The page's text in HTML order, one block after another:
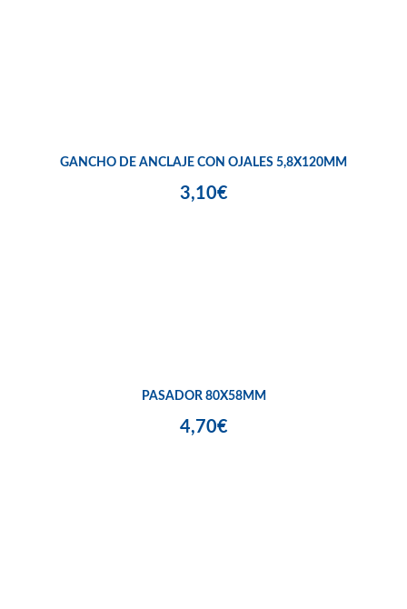
GANCHO DE ANCLAJE CON OJALES 5,8X120MM
3,10€
PASADOR 80X58MM
4,70€